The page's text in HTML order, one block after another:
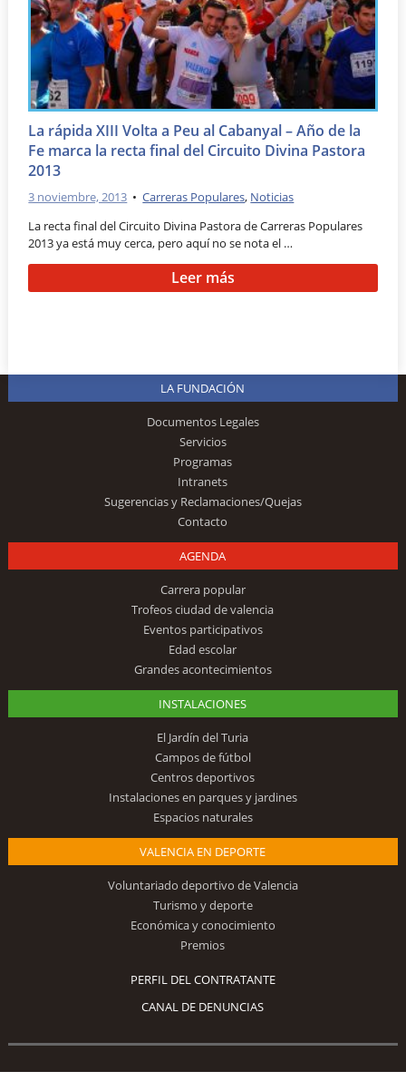
La rápida XIII Volta a Peu al Cabanyal – Año de la
Fe marca la recta final del Circuito Divina Pastora
2013
3 noviembre, 2013 •Carreras Populares, Noticias
La recta final del Circuito Divina Pastora de Carreras Populares
2013 ya está muy cerca, pero aquí no se nota el …
Leer más
LA FUNDACIÓN
Documentos Legales
Servicios
Programas
Intranets
Sugerencias y Reclamaciones/Quejas
Contacto
AGENDA
Carrera popular
Trofeos ciudad de valencia
Eventos participativos
Edad escolar
Grandes acontecimientos
INSTALACIONES
El Jardín del Turia
Campos de fútbol
Centros deportivos
Instalaciones en parques y jardines
Espacios naturales
VALENCIA EN DEPORTE
Voluntariado deportivo de Valencia
Turismo y deporte
Económica y conocimiento
Premios
PERFIL DEL CONTRATANTE
CANAL DE DENUNCIAS